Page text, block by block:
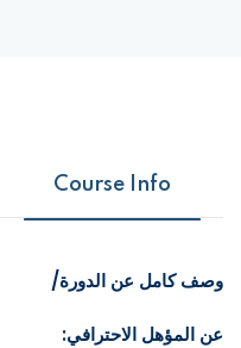
Course Info
وصف كامل عن الدورة/
عن المؤهل الاحترافي: